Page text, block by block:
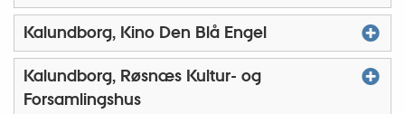
Kalundborg, Kino Den Blå Engel
Kalundborg, Røsnæs Kultur- og
Forsamlingshus